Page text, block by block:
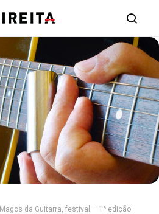
Magos da Guitarra, festival – 1ª edição